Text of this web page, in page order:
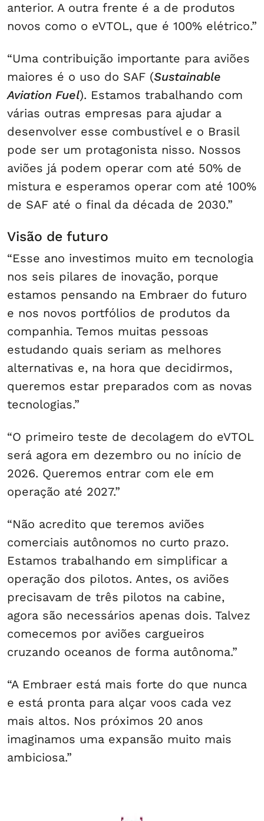
anterior. A outra frente é a de produtos
novos como o eVTOL, que é 100% elétrico.”
“Uma contribuição importante para aviões
maiores é o uso do SAF (Sustainable
Aviation Fuel). Estamos trabalhando com
várias outras empresas para ajudar a
desenvolver esse combustível e o Brasil
pode ser um protagonista nisso. Nossos
aviões já podem operar com até 50% de
mistura e esperamos operar com até 100%
de SAF até o final da década de 2030.”
Visão de futuro
“Esse ano investimos muito em tecnologia
nos seis pilares de inovação, porque
estamos pensando na Embraer do futuro
e nos novos portfólios de produtos da
companhia. Temos muitas pessoas
estudando quais seriam as melhores
alternativas e, na hora que decidirmos,
queremos estar preparados com as novas
tecnologias.”
“O primeiro teste de decolagem do eVTOL
será agora em dezembro ou no início de
2026. Queremos entrar com ele em
operação até 2027.”
“Não acredito que teremos aviões
comerciais autônomos no curto prazo.
Estamos trabalhando em simplificar a
operação dos pilotos. Antes, os aviões
precisavam de três pilotos na cabine,
agora são necessários apenas dois. Talvez
comecemos por aviões cargueiros
cruzando oceanos de forma autônoma.”
“A Embraer está mais forte do que nunca
e está pronta para alçar voos cada vez
mais altos. Nos próximos 20 anos
imaginamos uma expansão muito mais
ambiciosa.”